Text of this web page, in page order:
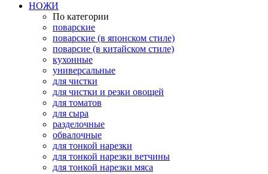
НОЖИ
По категории
поварские
поварские (в японском стиле)
поварсие (в китайском стиле)
кухонные
универсальные
для чистки
для чистки и резки овощей
для томатов
для сыра
разделочные
обвалочные
для тонкой нарезки
для тонкой нарезки ветчины
для тонкой нарезки мяса